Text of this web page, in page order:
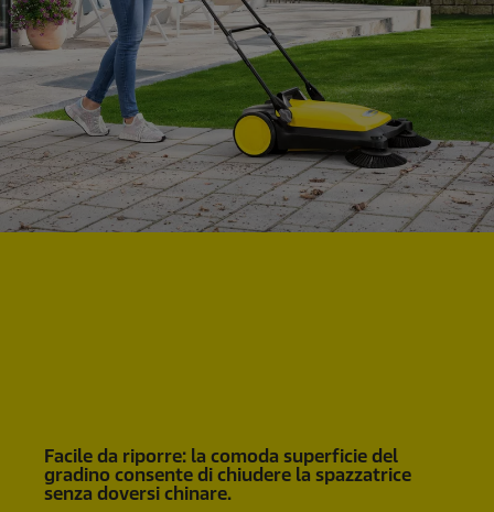
Facile da riporre: la comoda superficie del
gradino consente di chiudere la spazzatrice
senza doversi chinare.